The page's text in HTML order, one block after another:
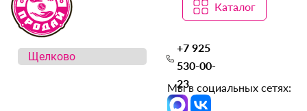
Каталог
+7 925
530-00-
23
Мы в социальных сетях: